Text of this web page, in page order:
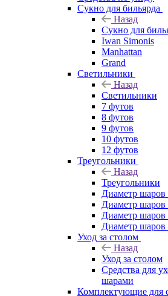
Сукно для бильярда
Назад
Сукно для
Iwan Simonis
Manhattan
Grand
Светильники
Назад
Светильники
7 футов
8 футов
9 футов
10 футов
12 футов
Треугольники
Назад
Треугольники
Диаметр
Диаметр
Диаметр
Диаметр
Уход за столом
Назад
Уход за столом
Средства для
шарами
Комплектующие для